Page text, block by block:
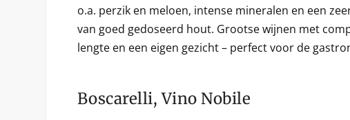
o.a. perzik en meloen, intense mineralen en een
van goed gedoseerd hout. Grootse wijnen met
lengte en een eigen gezicht – perfect voor de
Boscarelli, Vino Nobile